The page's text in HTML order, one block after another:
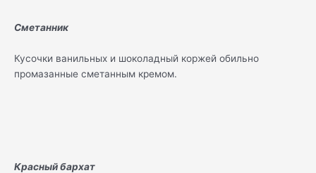
Сметанник
Кусочки ванильных и шоколадный коржей обильно
промазанные сметанным кремом.
Красный бархат